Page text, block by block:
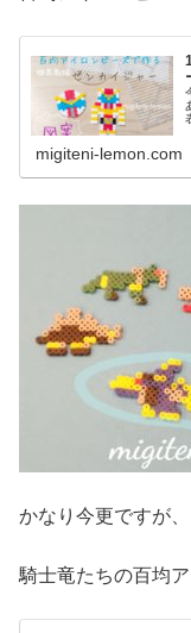
migiteni-lemon.com
かなり今更ですが
騎士竜たちの百均